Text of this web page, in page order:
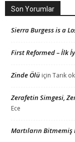
Son Yorumlar
Sierra Burgess is a
First Reformed – İlk
Zinde Ölü için Tarık
Zerafetin Simgesi,
Ece
Martıların Bitmemiş